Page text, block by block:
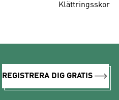
Klättringsskor
REGISTRERA DIG GRATIS